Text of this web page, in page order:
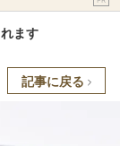
ます
記事に戻る